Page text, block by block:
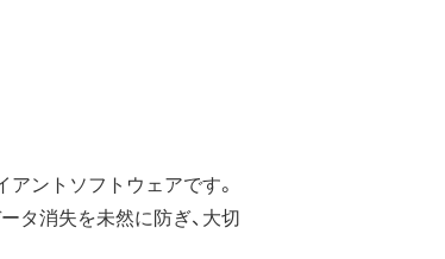
ントソフトウェアです。
タ消失を未然に防ぎ、大切